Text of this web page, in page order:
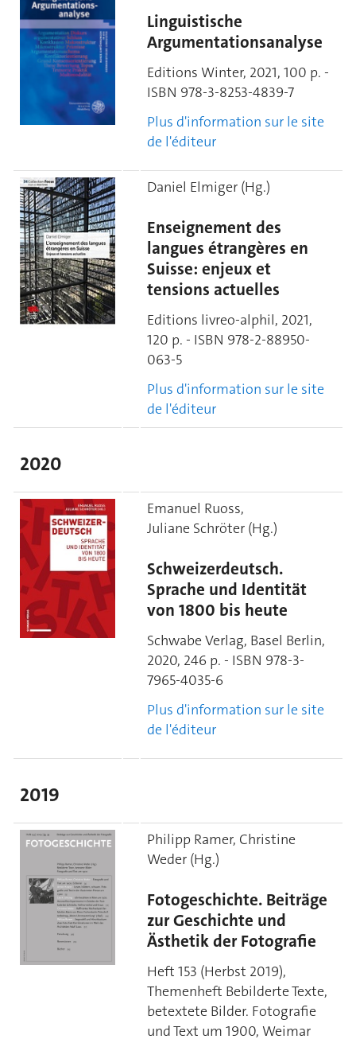
Linguistische
Argumentationsanalyse
Editions Winter, 2021, 100 p. -
ISBN 978-3-8253-4839-7
Plus d'information sur le site
de l'éditeur
Daniel Elmiger (Hg.)
Enseignement des
langues étrangères en
Suisse: enjeux et
tensions actuelles
Editions livreo-alphil, 2021,
120 p. - ISBN 978-2-88950-
063-5
Plus d'information sur le site
de l'éditeur
2020
Emanuel Ruoss,
Juliane Schröter (Hg.)
Schweizerdeutsch.
Sprache und Identität
von 1800 bis heute
Schwabe Verlag, Basel Berlin,
2020, 246 p. - ISBN 978-3-
7965-4035-6
Plus d'information sur le site
de l'éditeur
2019
Philipp Ramer, Christine
Weder (Hg.)
Fotogeschichte. Beiträge
zur Geschichte und
Ästhetik der Fotografie
Heft 153 (Herbst 2019),
Themenheft Bebilderte Texte,
betextete Bilder. Fotografie
und Text um 1900, Weimar